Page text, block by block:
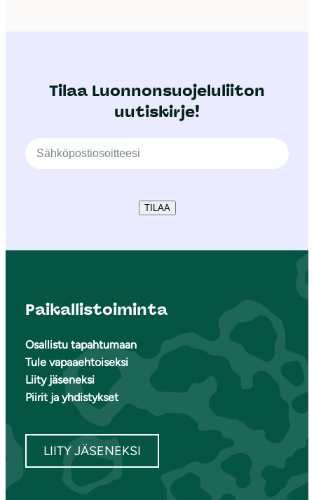
Tilaa Luonnonsuojeluliiton
uutiskirje!
TILAA
Paikallistoiminta
Osallistu tapahtumaan
Tule vapaaehtoiseksi
Liity jäseneksi
Piirit ja yhdistykset
LIITY JÄSENEKSI